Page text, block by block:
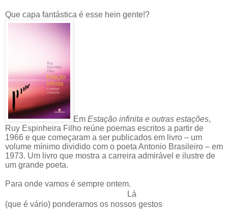
Que capa fantástica é esse hein gente!?
Em Estação infinita e outras estações,
Ruy Espinheira Filho reúne poemas escritos a partir de
1966 e que começaram a ser publicados em livro – um
volume mínimo dividido com o poeta Antonio Brasileiro – em
1973. Um livro que mostra a carreira admirável e ilustre de
um grande poeta.
Para onde vamos é sempre ontem.
Lá
(que é vário) ponderamos os nossos gestos